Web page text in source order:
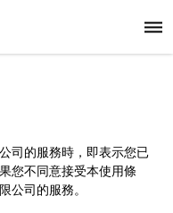
司的服務時，即表示您已
您不同意接受本使用條
公司的服務。